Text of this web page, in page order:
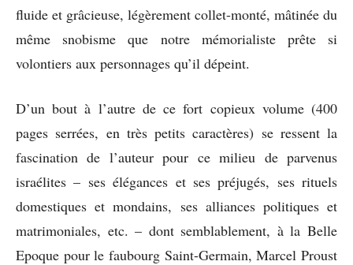
fluide et grâcieuse, légèrement collet-monté, mâtinée du
même snobisme que notre mémorialiste prête si
volontiers aux personnages qu’il dépeint.
D’un bout à l’autre de ce fort copieux volume (400
pages serrées, en très petits caractères) se ressent la
fascination de l’auteur pour ce milieu de parvenus
israélites – ses élégances et ses préjugés, ses rituels
domestiques et mondains, ses alliances politiques et
matrimoniales, etc. – dont semblablement, à la Belle
Epoque pour le faubourg Saint-Germain, Marcel Proust